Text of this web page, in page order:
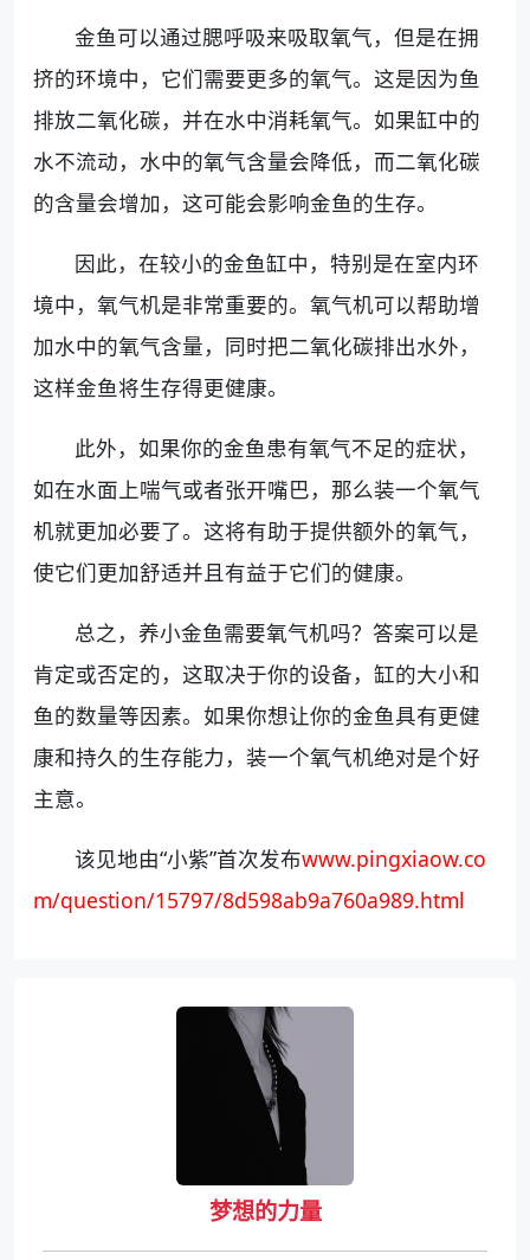
金鱼可以通过腮呼吸来吸取氧气，但是在拥
挤的环境中，它们需要更多的氧气。这是因为鱼
排放二氧化碳，并在水中消耗氧气。如果缸中的
水不流动，水中的氧气含量会降低，而二氧化碳
的含量会增加，这可能会影响金鱼的生存。
因此，在较小的金鱼缸中，特别是在室内环
境中，氧气机是非常重要的。氧气机可以帮助增
加水中的氧气含量，同时把二氧化碳排出水外，
这样金鱼将生存得更健康。
此外，如果你的金鱼患有氧气不足的症状，
如在水面上喘气或者张开嘴巴，那么装一个氧气
机就更加必要了。这将有助于提供额外的氧气，
使它们更加舒适并且有益于它们的健康。
总之，养小金鱼需要氧气机吗？答案可以是
肯定或否定的，这取决于你的设备，缸的大小和
鱼的数量等因素。如果你想让你的金鱼具有更健
康和持久的生存能力，装一个氧气机绝对是个好
主意。
该见地由“小紫”首次发布www.pingxiaow.co
m/question/15797/8d598ab9a760a989.html
梦想的力量